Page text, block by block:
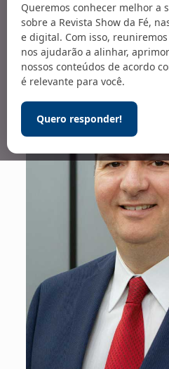
Queremos conhecer melhor a
sobre a Revista Show da Fé,
e digital. Com isso,
nos ajudarão a alinhar,
nossos conteúdos de acordo
é relevante para você.
Quero responder!
Foto: Ben